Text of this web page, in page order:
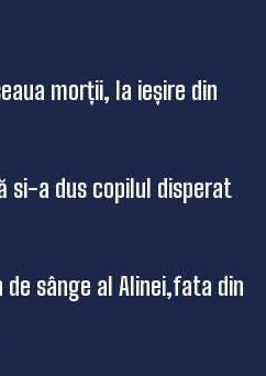
morții, la ieșire din
si-a dus copilul disperat
sânge al Alinei,fata din